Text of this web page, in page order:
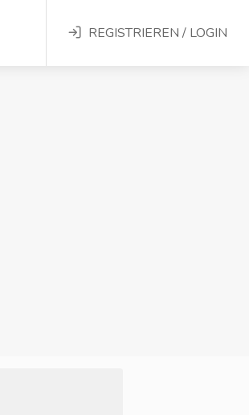
REGISTRIEREN / LOGIN